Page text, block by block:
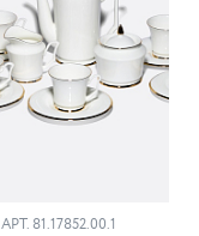
АРТ. 81.17852.00.1